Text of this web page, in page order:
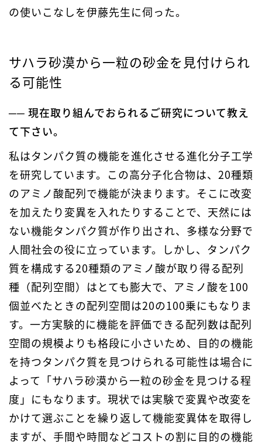
の使いこなしを伊藤先生に伺った。
サハラ砂漠から一粒の砂金を見付けられ
る可能性
── 現在取り組んでおられるご研究について教え
て下さい。
私はタンパク質の機能を進化させる進化分子工学
を研究しています。この高分子化合物は、20種類
のアミノ酸配列で機能が決まります。そこに改変
を加えたり変異を入れたりすることで、天然には
ない機能タンパク質が作り出され、多様な分野で
人間社会の役に立っています。しかし、タンパク
質を構成する20種類のアミノ酸が取り得る配列
種（配列空間）はとても膨大で、アミノ酸を100
個並べたときの配列空間は20の100乗にもなりま
す。一方実験的に機能を評価できる配列数は配列
空間の規模よりも格段に小さいため、目的の機能
を持つタンパク質を見つけられる可能性は場合に
よって「サハラ砂漠から一粒の砂金を見つける程
度」にもなります。現状では実験で変異や改変を
かけて選ぶことを繰り返して機能変異体を取得し
ますが、手間や時間などコストの割に目的の機能